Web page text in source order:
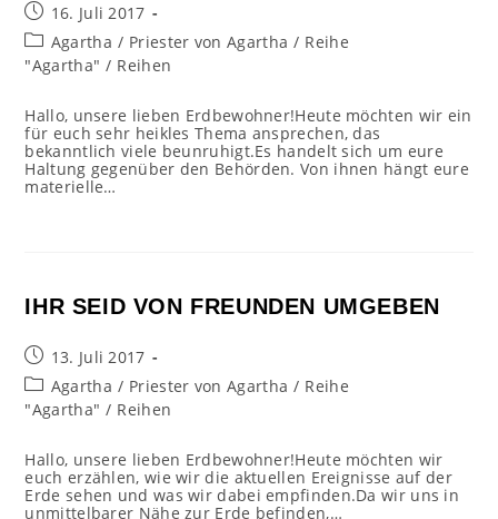
Beitrag
veröffentlicht:
16. Juli 2017
Beitrags-
Kategorie:
Agartha / Priester von Agartha / Reihe
"Agartha" / Reihen
Hallo, unsere lieben Erdbewohner!Heute möchten wir ein
für euch sehr heikles Thema ansprechen, das
bekanntlich viele beunruhigt.Es handelt sich um eure
Haltung gegenüber den Behörden. Von ihnen hängt eure
materielle…
IHR SEID VON FREUNDEN UMGEBEN
Beitrag
veröffentlicht:
13. Juli 2017
Beitrags-
Kategorie:
Agartha / Priester von Agartha / Reihe
"Agartha" / Reihen
Hallo, unsere lieben Erdbewohner!Heute möchten wir
euch erzählen, wie wir die aktuellen Ereignisse auf der
Erde sehen und was wir dabei empfinden.Da wir uns in
unmittelbarer Nähe zur Erde befinden,…